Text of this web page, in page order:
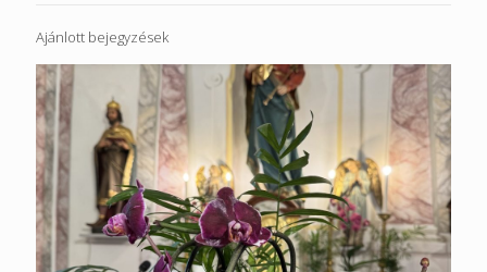
Ajánlott bejegyzések